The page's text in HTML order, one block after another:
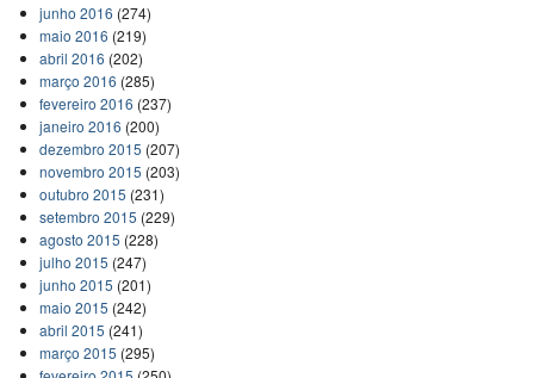
junho 2016 (274)
maio 2016 (219)
abril 2016 (202)
março 2016 (285)
fevereiro 2016 (237)
janeiro 2016 (200)
dezembro 2015 (207)
novembro 2015 (203)
outubro 2015 (231)
setembro 2015 (229)
agosto 2015 (228)
julho 2015 (247)
junho 2015 (201)
maio 2015 (242)
abril 2015 (241)
março 2015 (295)